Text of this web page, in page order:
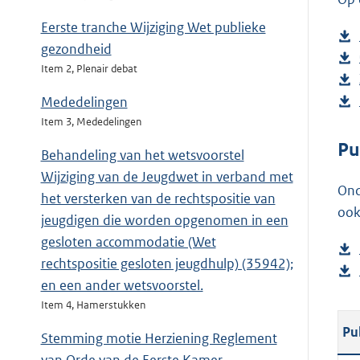
Eerste tranche Wijziging Wet publieke
gezondheid
Item 2, Plenair debat
Mededelingen
Item 3, Mededelingen
Behandeling van het wetsvoorstel
Wijziging van de Jeugdwet in verband met
het versterken van de rechtspositie van
jeugdigen die worden opgenomen in een
gesloten accommodatie (Wet
rechtspositie gesloten jeugdhulp) (35942);
en een ander wetsvoorstel.
Item 4, Hamerstukken
Stemming motie Herziening Reglement